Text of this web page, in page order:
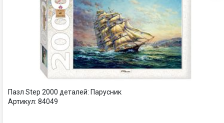
Пазл Step 2000 деталей: Парусник
Артикул: 84049